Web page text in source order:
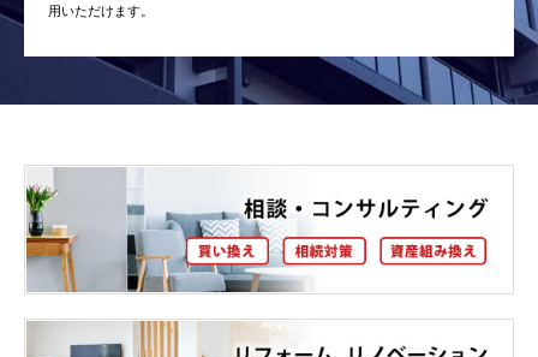
用いただけます。